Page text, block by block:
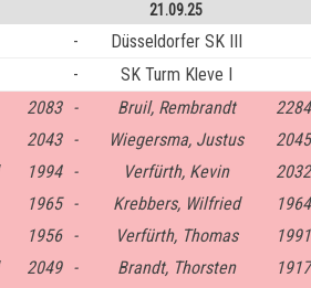
21.09.25
- Düsseldorfer SK III
- SK Turm Kleve I
2083 - Bruil, Rembrandt 2284
2043 - Wiegersma, Justus 2045
1994 - Verfürth, Kevin 2032
1965 - Krebbers, Wilfried 1964
1956 - Verfürth, Thomas 1991
2049 - Brandt, Thorsten 1917